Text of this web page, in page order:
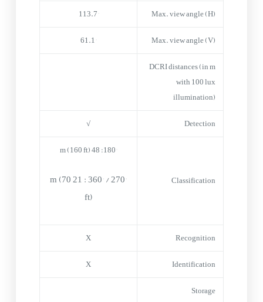
Max. view angle (H)
113.7°
Max. view angle (V)
61.1°
DCRI distances (in m
with 100 lux
illumination)
Detection
√
Classification
180°: 48 m (160 ft)
270° / 360° : 21 m (70
ft)
Recognition
X
Identification
X
Storage